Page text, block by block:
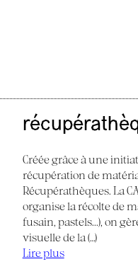
Créée grâce à une
récupération de
Récupérathèques. La
organise la récolte de
fusain, pastels...), on
visuelle de la (…)
Lire plus